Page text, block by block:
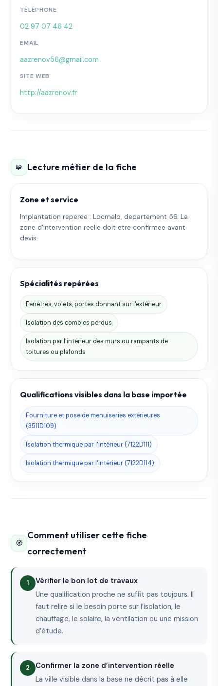
TÉLÉPHONE
02 97 07 46 42
EMAIL
aazrenov56@gmail.com
SITE WEB
http://aazrenov.fr
🧩 Lecture métier de la fiche
Zone et service
Implantation reperee : Locmalo, departement 56. La
zone d'intervention reelle doit etre confirmee avant
devis.
Spécialités repérées
Fenêtres, volets, portes donnant sur l'extérieur
Isolation des combles perdus
Isolation par l'intérieur des murs ou rampants de
toitures ou plafonds
Qualifications visibles dans la base importée
Fourniture et pose de menuiseries extérieures
(3511D109)
Isolation thermique par l'intérieur (7122D111)
Isolation thermique par l'intérieur (7122D114)
🧭
Comment utiliser cette fiche
correctement
Vérifier le bon lot de travaux
Une qualification proche ne suffit pas toujours. Il
faut relire si le besoin porte sur l’isolation, le
chauffage, le solaire, la ventilation ou une mission
d’étude.
Confirmer la zone d’intervention réelle
La ville visible dans la base ne décrit pas à elle